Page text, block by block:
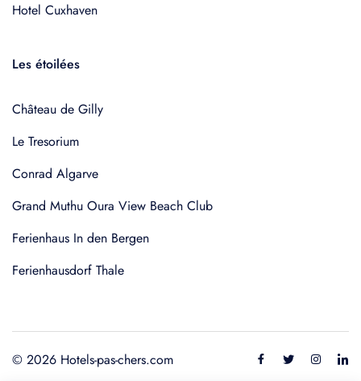
Hotel Cuxhaven
Les étoilées
Château de Gilly
Le Tresorium
Conrad Algarve
Grand Muthu Oura View Beach Club
Ferienhaus In den Bergen
Ferienhausdorf Thale
© 2026 Hotels-pas-chers.com